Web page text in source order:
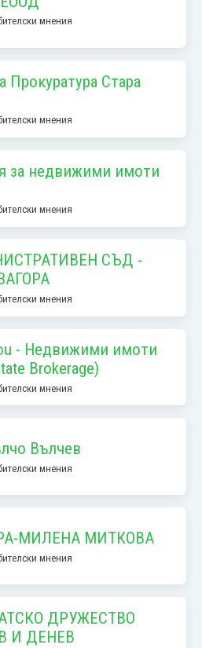
мнения
Прокуратура Стара
мнения
за недвижими имоти
мнения
СЪД -
мнения
- Недвижими имоти
Brokerage)
мнения
Вълчев
мнения
МИЛЕНА МИТКОВА
мнения
ДРУЖЕСТВО
И ДЕНЕВ